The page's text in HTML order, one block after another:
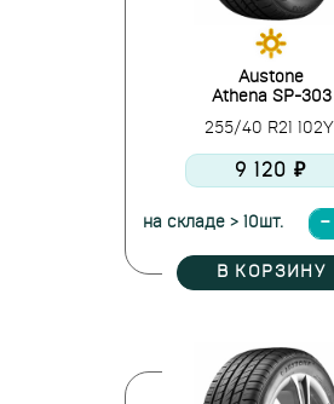
Austone
Athena SP-303
255/40 R21 102Y
9 120 ₽
на складе > 10шт.
В КОРЗИНУ